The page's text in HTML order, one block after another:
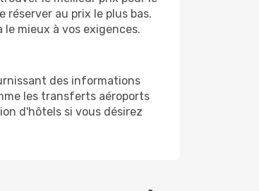
au prix le plus bas.
mieux à vos exigences.
des informations
les transferts aéroports
d'hôtels si vous désirez